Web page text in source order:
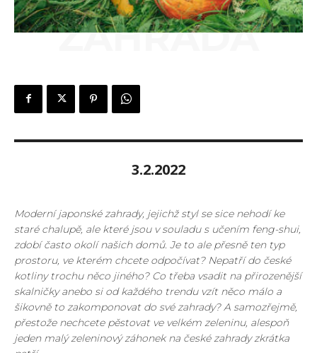
ZAHRADA
3.2.2022
Moderní japonské zahrady, jejichž styl se sice nehodí ke
staré chalupě, ale které jsou v souladu s učením feng-shui,
zdobí často okolí našich domů. Je to ale přesně ten typ
prostoru, ve kterém chcete odpočívat? Nepatří do české
kotliny trochu něco jiného? Co třeba vsadit na přirozenější
skalničky anebo si od každého trendu vzít něco málo a
šikovně to zakomponovat do své zahrady? A samozřejmě,
přestože nechcete pěstovat ve velkém zeleninu, alespoň
jeden malý zeleninový záhonek na české zahrady zkrátka